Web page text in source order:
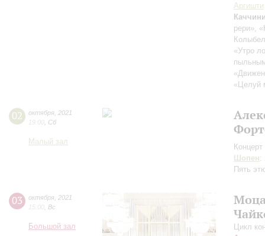
Аргишти
рери»,
«Утро
«Целуй
02 октября 2021
19:00 Сб
Малый зал
Шопен:
Пять
03 октября 2021
15:00 Вс
Большой зал
Цикл